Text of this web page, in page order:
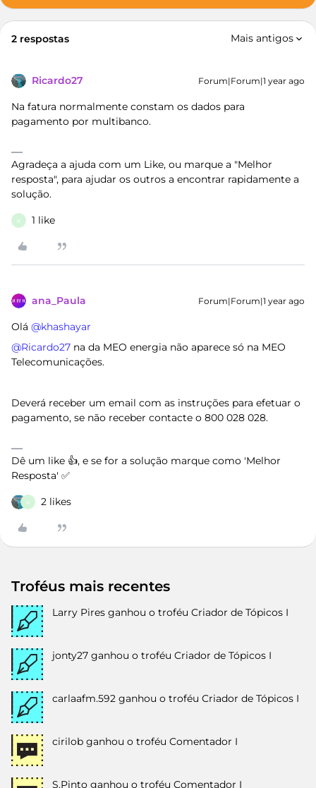
2 respostas Mais antigos
Ricardo27 Forum|Forum|1 year ago
Na fatura normalmente constam os dados para
pagamento por multibanco.
Agradeça a ajuda com um Like, ou marque a "Melhor
resposta", para ajudar os outros a encontrar rapidamente a
solução.
K 1 like
ana_Paula Forum|Forum|1 year ago
Olá ​ @khashayar
@Ricardo27 na da MEO energia não aparece só na MEO
Telecomunicações.
Deverá receber um email com as instruções para efetuar o
pagamento, se não receber contacte o 800 028 028.
Dê um like 👍, e se for a solução marque como 'Melhor
Resposta' ✅
K 2 likes
Troféus mais recentes
Larry Pires ganhou o troféu Criador de Tópicos I
jonty27 ganhou o troféu Criador de Tópicos I
carlaafm.592 ganhou o troféu Criador de Tópicos I
cirilob ganhou o troféu Comentador I
S.Pinto ganhou o troféu Comentador I